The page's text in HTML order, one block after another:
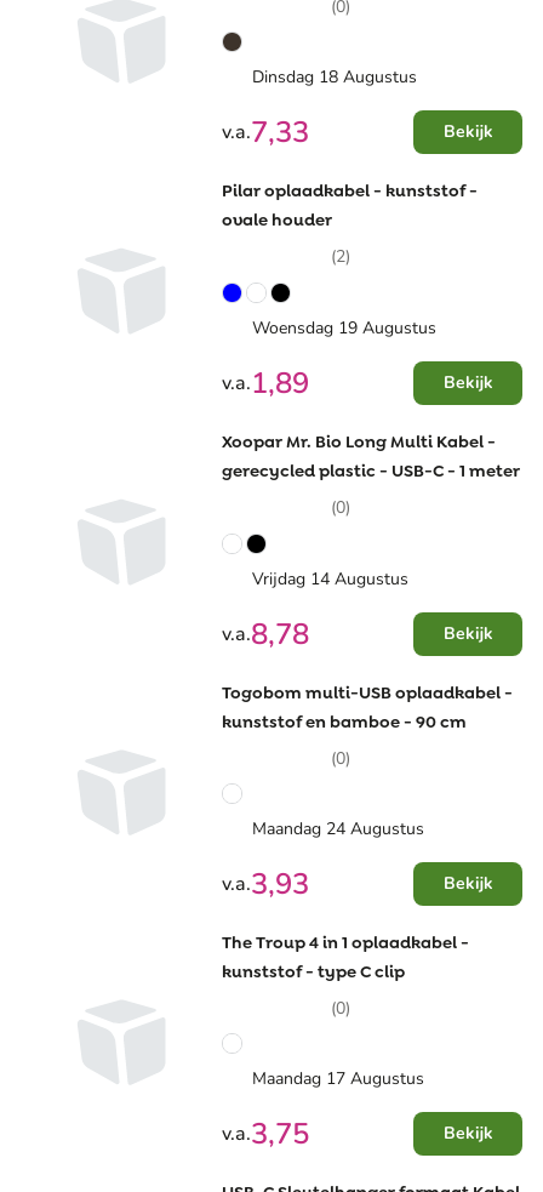
(0)
Dinsdag 18 Augustus
v.a.7,33 Bekijk
Pilar oplaadkabel - kunststof -
ovale houder
(2)
Woensdag 19 Augustus
v.a.1,89 Bekijk
Xoopar Mr. Bio Long Multi Kabel -
gerecycled plastic - USB-C - 1 meter
(0)
Vrijdag 14 Augustus
v.a.8,78 Bekijk
Togobom multi-USB oplaadkabel -
kunststof en bamboe - 90 cm
(0)
Maandag 24 Augustus
v.a.3,93 Bekijk
The Troup 4 in 1 oplaadkabel -
kunststof - type C clip
(0)
Maandag 17 Augustus
v.a.3,75 Bekijk